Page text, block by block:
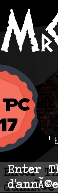
Enter
d'annÃ©e